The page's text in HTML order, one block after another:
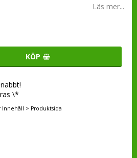
Läs mer...
KÖP
\*
> Produktsida